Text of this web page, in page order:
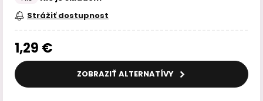
Strážiť dostupnost
1,29 €
ZOBRAZIŤ ALTERNATÍVY